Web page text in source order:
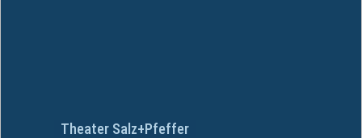
Theater Salz+Pfeffer